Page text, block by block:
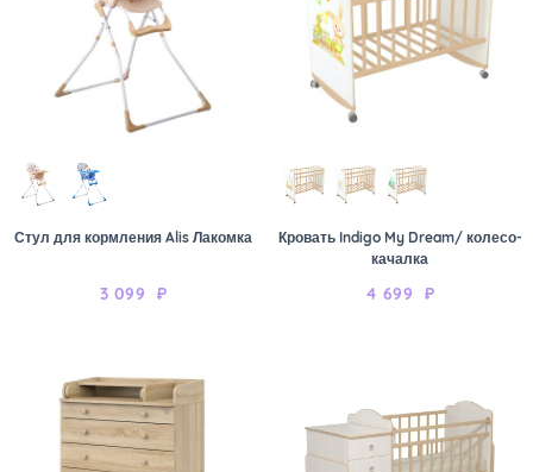
Стул для кормления Alis Лакомка
3 099 ₽
Кровать Indigo My Dream/ колесо-
качалка
4 699 ₽